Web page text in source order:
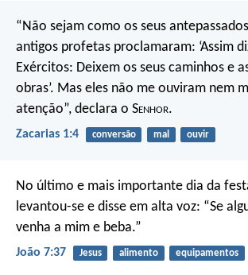
“Não sejam como os seus
antigos profetas proclamaram: ‘Assim
Exércitos: Deixem os seus caminhos e
obras’. Mas eles não me ouviram nem
atenção”, declara o Senhor.
Zacarias 1:4 conversão mal ouvir
No último e mais importante dia da
levantou-se e disse em alta voz: “Se
venha a mim e beba.”
João 7:37 Jesus alimento equipamentos